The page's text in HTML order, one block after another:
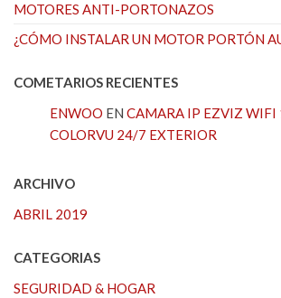
MOTORES ANTI-PORTONAZOS
¿CÓMO INSTALAR UN MOTOR PORTÓN
COMETARIOS RECIENTES
ENWOO EN CAMARA IP EZVIZ
COLORVU 24/7 EXTERIOR
ARCHIVO
ABRIL 2019
CATEGORIAS
SEGURIDAD & HOGAR